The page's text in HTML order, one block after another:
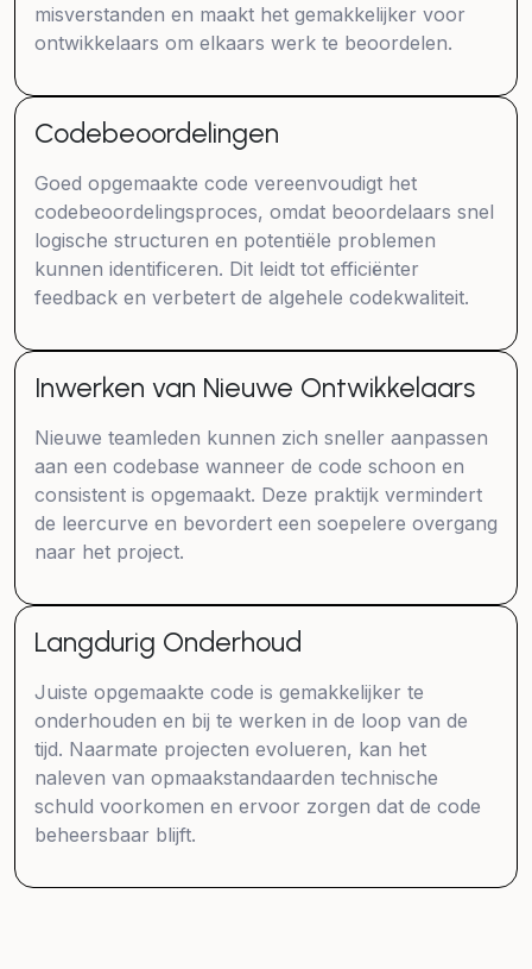
misverstanden en maakt het gemakkelijker voor
ontwikkelaars om elkaars werk te beoordelen.
Codebeoordelingen
Goed opgemaakte code vereenvoudigt het
codebeoordelingsproces, omdat beoordelaars snel
logische structuren en potentiële problemen
kunnen identificeren. Dit leidt tot efficiënter
feedback en verbetert de algehele codekwaliteit.
Inwerken van Nieuwe Ontwikkelaars
Nieuwe teamleden kunnen zich sneller aanpassen
aan een codebase wanneer de code schoon en
consistent is opgemaakt. Deze praktijk vermindert
de leercurve en bevordert een soepelere overgang
naar het project.
Langdurig Onderhoud
Juiste opgemaakte code is gemakkelijker te
onderhouden en bij te werken in de loop van de
tijd. Naarmate projecten evolueren, kan het
naleven van opmaakstandaarden technische
schuld voorkomen en ervoor zorgen dat de code
beheersbaar blijft.